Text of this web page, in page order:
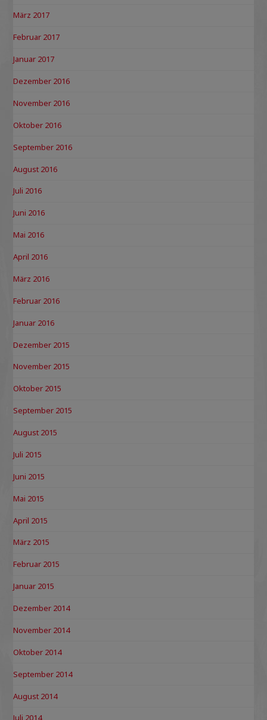
März 2017
Februar 2017
Januar 2017
Dezember 2016
November 2016
Oktober 2016
September 2016
August 2016
Juli 2016
Juni 2016
Mai 2016
April 2016
März 2016
Februar 2016
Januar 2016
Dezember 2015
November 2015
Oktober 2015
September 2015
August 2015
Juli 2015
Juni 2015
Mai 2015
April 2015
März 2015
Februar 2015
Januar 2015
Dezember 2014
November 2014
Oktober 2014
September 2014
August 2014